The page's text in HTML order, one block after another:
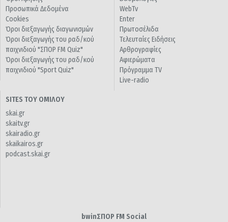
Προσωπικά Δεδομένα
Cookies
Όροι διεξαγωγής διαγωνισμών
Όροι διεξαγωγής του ραδ/κού
παιχνιδιού "ΣΠΟΡ FM Quiz"
Όροι διεξαγωγής του ραδ/κού
παιχνιδιού "Sport Quiz"
WebTv
Enter
Πρωτοσέλιδα
Τελευταίες Ειδήσεις
Αρθρογραφίες
Αφιερώματα
Πρόγραμμα TV
Live-radio
SITES ΤΟΥ ΟΜΙΛΟΥ
skai.gr
skaitv.gr
skairadio.gr
skaikairos.gr
podcast.skai.gr
bwinΣΠΟΡ FM Social